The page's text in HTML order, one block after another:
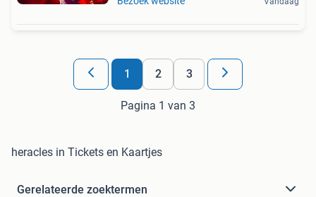
1 2 3
Pagina 1 van 3
heracles in Tickets en Kaartjes
Gerelateerde zoektermen